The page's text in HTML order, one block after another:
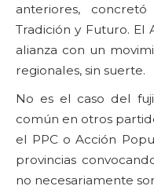
anteriores,
Tradición y Futuro. El
alianza con un
regionales, sin suerte.
No es el caso del
común en otros
el PPC o Acción
provincias
no necesariamente